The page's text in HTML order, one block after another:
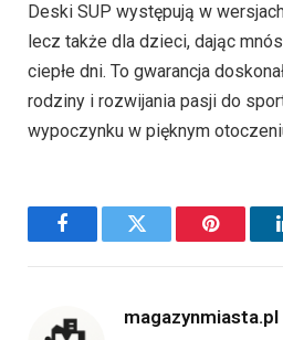
Deski SUP występują w
lecz także dla dzieci, dając
ciepłe dni. To gwarancja
rodziny i rozwijania pasji do
wypoczynku w pięknym
FacebookTwitter Pinterest
magazynmiasta.pl